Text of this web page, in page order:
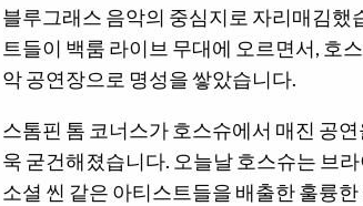
블루그래스 음악의 중심지로 자리매김했
트들이 백룸 라이브 무대에 오르면서, 호
악 공연장으로 명성을 쌓았습니다.
스톰핀 톰 코너스가 호스슈에서 매진 공
욱 굳건해졌습니다. 오늘날 호스슈는 브
소셜 씬 같은 아티스트들을 배출한 훌륭